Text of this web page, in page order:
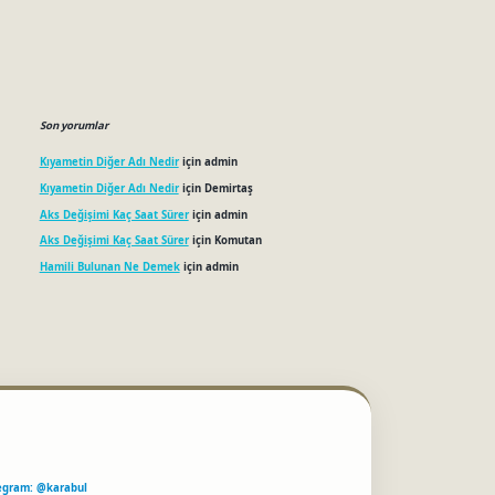
Son yorumlar
Kıyametin Diğer Adı Nediriçin admin
Kıyametin Diğer Adı Nediriçin Demirtaş
Aks Değişimi Kaç Saat Süreriçin admin
Aks Değişimi Kaç Saat Süreriçin Komutan
Hamili Bulunan Ne Demekiçin admin
@karabul